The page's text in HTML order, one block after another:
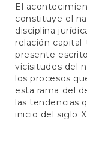
El
constituye el
disciplina
relación
presente
vicisitudes del
los procesos
esta rama del
las tendencias
inicio del siglo